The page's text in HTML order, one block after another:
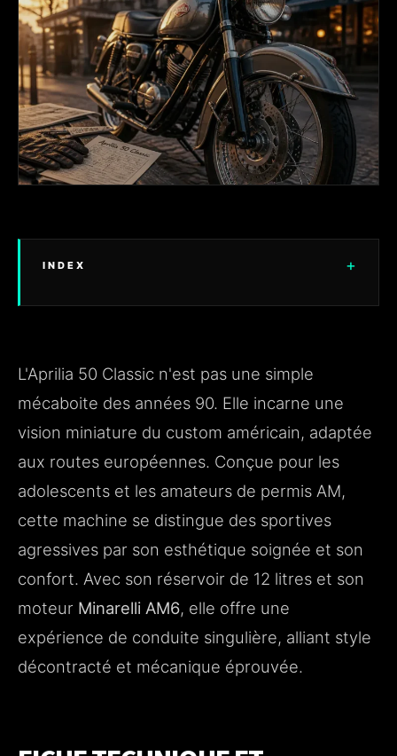
INDEX +
ENTRETENIR ET RESTAURER UNE APRILIA
50 CLASSIC AUJOURD'HUI
LE MARCHÉ DE L'OCCASION : BIEN
ACHETER SON APRILIA CLASSIC
POURQUOI CHOISIR L'APRILIA 50 CLASSIC
FACE À LA CONCURRENCE ?
L'Aprilia 50 Classic n'est pas une simple
mécaboite des années 90. Elle incarne une
vision miniature du custom américain, adaptée
aux routes européennes. Conçue pour les
adolescents et les amateurs de permis AM,
cette machine se distingue des sportives
agressives par son esthétique soignée et son
confort. Avec son réservoir de 12 litres et son
moteur Minarelli AM6, elle offre une
expérience de conduite singulière, alliant style
décontracté et mécanique éprouvée.